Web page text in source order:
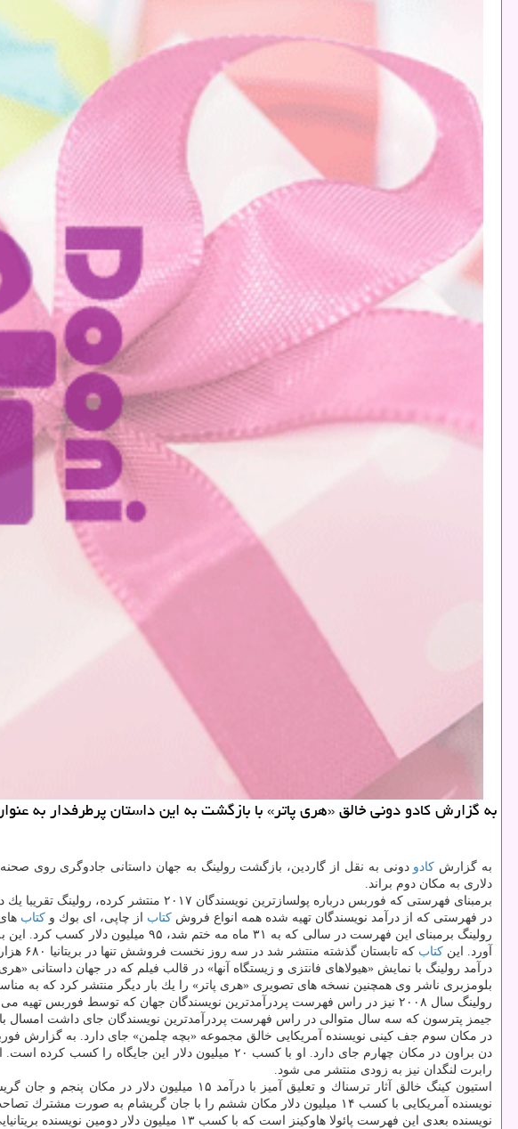
به گزارش كادو دونی خالق «هری پاتر» با بازگشت به این داستان پرطرفدار به عنوان
به گزارش كادو
دلاری به مكان دوم براند.
برمبنای فهرستی كه فوربس درباره پولسازترین نویسندگان ۲۰۱۷ منتشر كرده، رولینگ تقریبا یك دهه پس از این كه از رتبه نخست فاصله گرفت، دوباره این جایگاه را كسب كرد.
در فهرستی كه از درآمد نویسندگان تهیه شده همه انواع فروش كتاب از چاپی، ای بوك و كتاب
آورد. این كتاب كه تابستان گذشته منتشر شد در سه روز نخست فروشش تنها در بریتانیا ۶۸۰ هزار نسخه فروش كرد و پس از انتشار
درآمد رولینگ با نمایش «هیولاهای فانتزی و زیستگاه آنها» در قالب فیلم كه در جهان داستانی
بلومزبری ناشر وی همچنین نسخه های تصویری «هری پاتر» را یك بار دیگر منتشر كرد كه به
رولینگ سال ۲۰۰۸ نیز در راس فهرست پردرآمدترین نویسندگان جهان كه توسط فوربس تهیه می شود جای گرفته بود.
جیمز پترسون كه سه سال متوالی در راس فهرست پردرآمدترین نویسندگان جای داشت امسال با فاصله ۸ میلیون دلار، در مكان دوم
در مكان سوم جف كینی نویسنده آمریكایی خالق مجموعه «بچه چلمن» جای دارد. به گزارش فوربس او ۲۱میلیون دلار درآمد
دن براون در مكان چهارم جای دارد. او با كسب ۲۰ میلیون دلار این جایگاه را كسب كرده است. این در حالی است كه او موفق شد تا در آمدش را دو برابر سال پیش كند. این در حالی است كه
رابرت لنگدان نیز به زودی منتشر می شود.
نویسنده آمریكایی با كسب ۱۴ میلیون دلار مكان ششم را با جان گریشام به صورت مشترك تصاحب كرده است.
نویسنده بعدی این فهرست پائولا هاوكینز است كه با كسب ۱۳ میلیون دلار دومین نویسنده بریتانیایی این فهرست است. او خالق «دختر در قطار» است و سال پیش با این رمان برای نخستین بار به فهرست فوربس راه یافت.